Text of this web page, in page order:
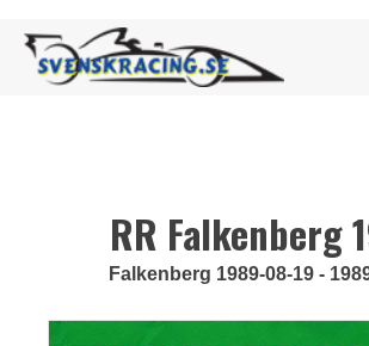
RR Falkenberg
Falkenberg 1989-08-19 -